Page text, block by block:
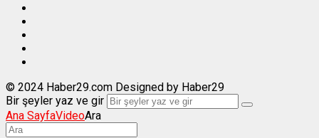
© 2024 Haber29.com Designed by Haber29
Bir şeyler yaz ve gir
Ana SayfaVideoAra